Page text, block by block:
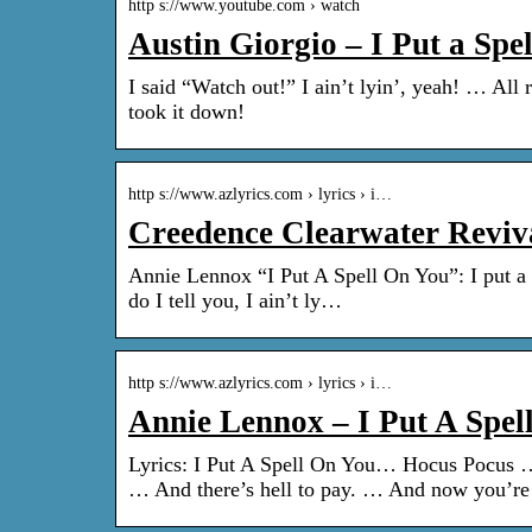
http s://www.youtube.com › watch
Austin Giorgio – I Put a
I said “Watch out!” I ain’t lyin’, yeah! …
took it down!
http s://www.azlyrics.com › lyrics › i…
Creedence Clearwater
Annie Lennox “I Put A Spell On You”: I put a
do I tell you, I ain’t ly…
http s://www.azlyrics.com › lyrics › i…
Annie Lennox – I Put A
Lyrics: I Put A Spell On You… Hocus Pocus
… And there’s hell to pay. … And now